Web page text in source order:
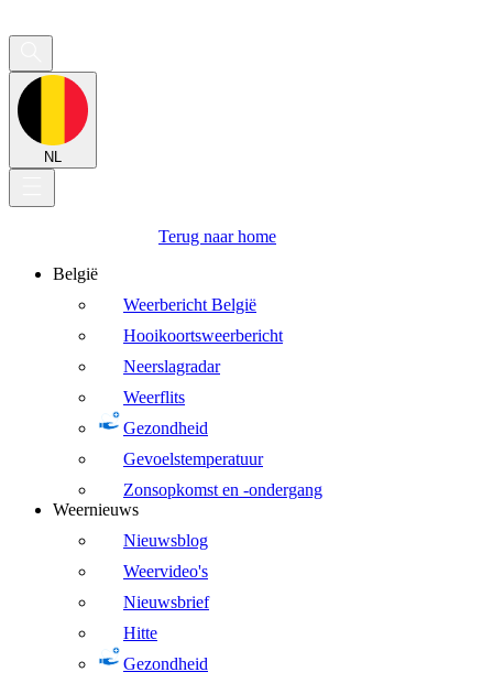
NL
Terug naar home
België
Weerbericht België
Hooikoortsweerbericht
Neerslagradar
Weerflits
Gezondheid
Gevoelstemperatuur
Zonsopkomst en -ondergang
Weernieuws
Nieuwsblog
Weervideo's
Nieuwsbrief
Hitte
Gezondheid